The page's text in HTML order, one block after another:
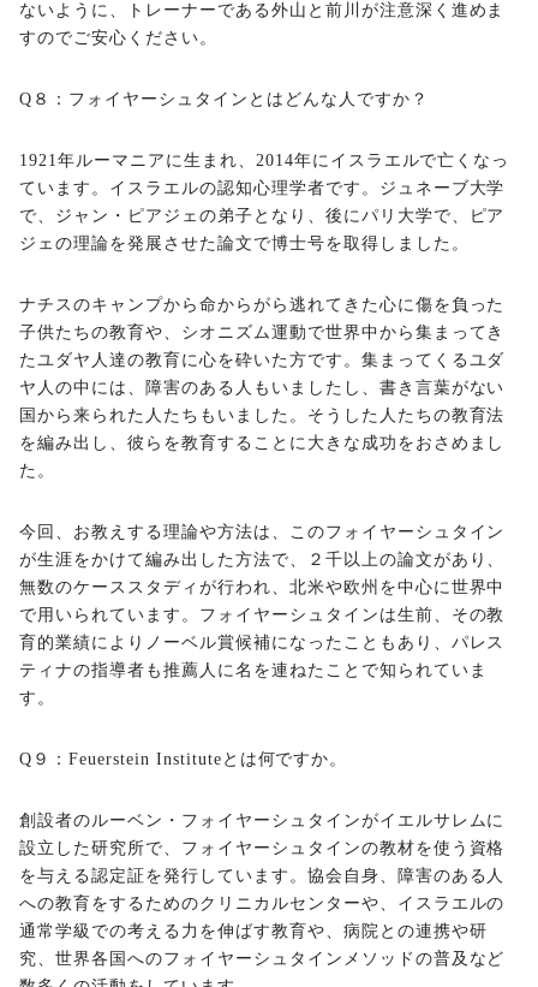
ないように、トレーナーである外山と前川が注意深く進めま
すのでご安心ください。
Q８：フォイヤーシュタインとはどんな人ですか？
1921年ルーマニアに生まれ、2014年にイスラエルで亡くなっ
ています。イスラエルの認知心理学者です。ジュネーブ大学
で、ジャン・ピアジェの弟子となり、後にパリ大学で、ピア
ジェの理論を発展させた論文で博士号を取得しました。
ナチスのキャンプから命からがら逃れてきた心に傷を負った
子供たちの教育や、シオニズム運動で世界中から集まってき
たユダヤ人達の教育に心を砕いた方です。集まってくるユダ
ヤ人の中には、障害のある人もいましたし、書き言葉がない
国から来られた人たちもいました。そうした人たちの教育法
を編み出し、彼らを教育することに大きな成功をおさめまし
た。
今回、お教えする理論や方法は、このフォイヤーシュタイン
が生涯をかけて編み出した方法で、２千以上の論文があり、
無数のケーススタディが行われ、北米や欧州を中心に世界中
で用いられています。フォイヤーシュタインは生前、その教
育的業績によりノーベル賞候補になったこともあり、パレス
ティナの指導者も推薦人に名を連ねたことで知られていま
す。
Q９：Feuerstein Instituteとは何ですか。
創設者のルーベン・フォイヤーシュタインがイエルサレムに
設立した研究所で、フォイヤーシュタインの教材を使う資格
を与える認定証を発行しています。協会自身、障害のある人
への教育をするためのクリニカルセンターや、イスラエルの
通常学級での考える力を伸ばす教育や、病院との連携や研
究、世界各国へのフォイヤーシュタインメソッドの普及など